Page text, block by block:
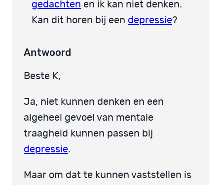
gedachten en ik kan niet denken.
Kan dit horen bij een depressie?
Antwoord
Beste K,
Ja, niet kunnen denken en een
algeheel gevoel van mentale
traagheid kunnen passen bij
depressie.
Maar om dat te kunnen vaststellen is